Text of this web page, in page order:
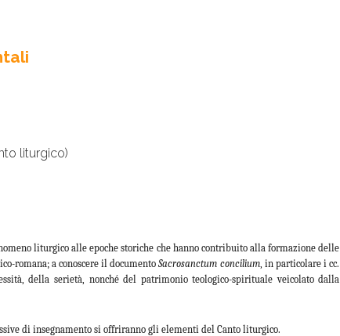
liturgico)
liturgico alle epoche storiche che hanno contribuito alla formazione delle
romana; a conoscere il documentoSacrosanctum concilium, in particolare i cc.
della serietà, nonché del patrimonio teologico-spirituale veicolato dalla
di insegnamento si offriranno gli elementi del Canto liturgico.